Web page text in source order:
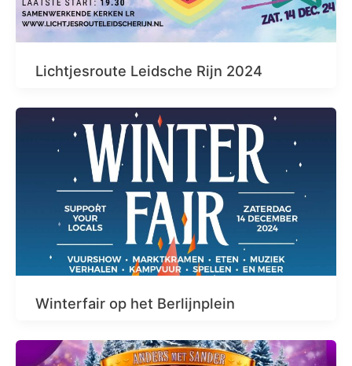
Lichtjesroute Leidsche Rijn 2024
Winterfair op het Berlijnplein